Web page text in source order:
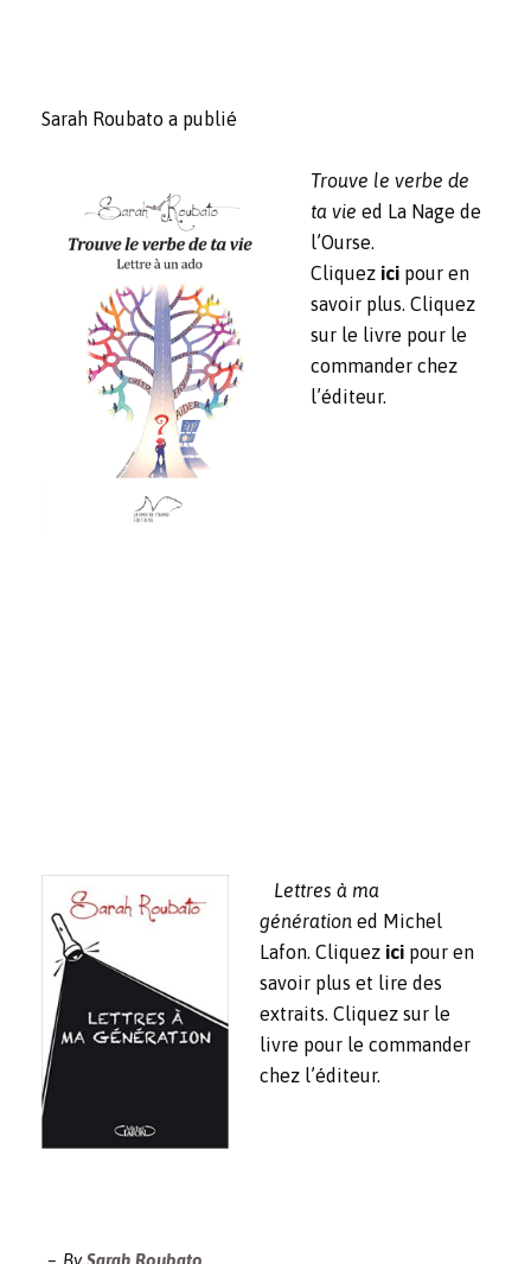
Sarah Roubato a publié
Trouve le verbe de
ta vie ed La Nage de
l’Ourse.
Cliquez ici pour en
savoir plus. Cliquez
sur le livre pour le
commander chez
l’éditeur.
Lettres à ma
génération ed Michel
Lafon. Cliquez ici pour en
savoir plus et lire des
extraits. Cliquez sur le
livre pour le commander
chez l’éditeur.
BySarah Roubato